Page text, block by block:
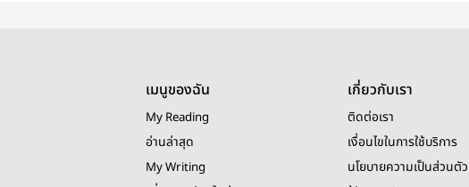
เมนูของฉัน
My Reading
อ่านล่าสุด
My Writing
เกี่ยวกับเรา
ติดต่อเรา
เงื่อนไขในการใช้บริการ
นโยบายความเป็นส่วนตัว